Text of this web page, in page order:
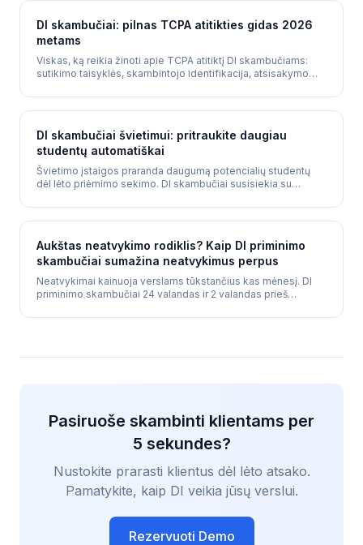
DI skambučiai: pilnas TCPA atitikties gidas 2026
metams
Viskas, ką reikia žinoti apie TCPA atitiktį DI skambučiams:
sutikimo taisyklės, skambintojo identifikacija, atsisakymo
DI skambučiai švietimui: pritraukite daugiau
studentų automatiškai
Švietimo įstaigos praranda daugumą potencialių studentų
dėl lėto priėmimo sekimo. DI skambučiai susisiekia su
klausimus ir rezervuoja apsilankymus - 24/7.
Aukštas neatvykimo rodiklis? Kaip DI priminimo
skambučiai sumažina neatvykimus perpus
Neatvykimai kainuoja verslams tūkstančius kas mėnesį. DI
priminimo skambučiai 24 valandas ir 2 valandas prieš
Pasiruoše skambinti klientams per
5 sekundes?
Nustokite prarasti klientus dėl lėto atsako.
Pamatykite, kaip DI veikia jūsų verslui.
Rezervuoti Demo